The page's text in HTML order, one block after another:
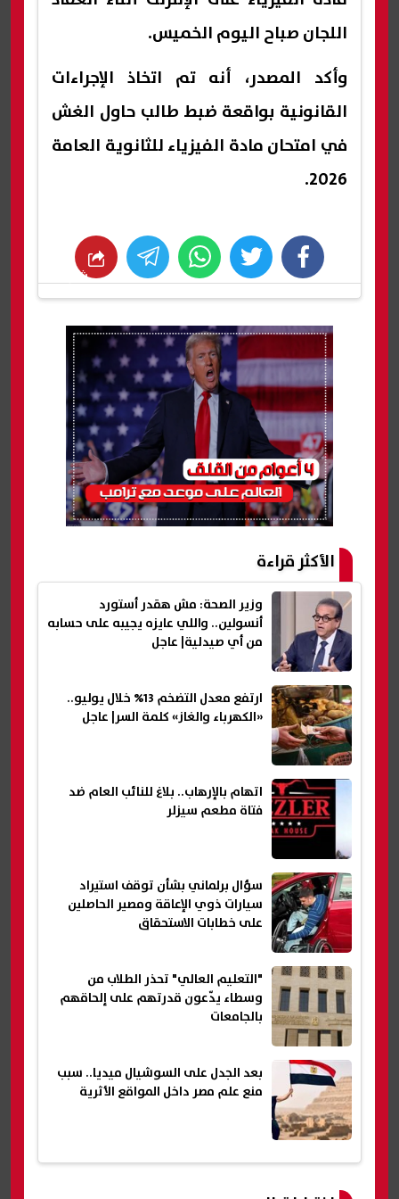
اللجان صباح اليوم الخميس.
وأكد المصدر، أنه تم اتخاذ الإجراءات
القانونية بواقعة ضبط طالب حاول الغش
في امتحان مادة الفيزياء للثانوية العامة
2026.
facebook
twitter
whats شارك
الأكثر قراءة
وزير الصحة: مش هقدر أستورد
أنسولين.. واللي عايزه يجيبه على حسابه
من أي صيدلية| عاجل
ارتفع معدل التضخم 13% خلال يوليو..
«الكهرباء والغاز» كلمة السر| عاجل
اتهام بالإرهاب.. بلاغ للنائب العام ضد
فتاة مطعم سيزلر
سؤال برلماني بشأن توقف استيراد
سيارات ذوي الإعاقة ومصير الحاصلين
على خطابات الاستحقاق
"التعليم العالي" تحذر الطلاب من
وسطاء يدّعون قدرتهم على إلحاقهم
بالجامعات
بعد الجدل على السوشيال ميديا.. سبب
منع علم مصر داخل المواقع الأثرية